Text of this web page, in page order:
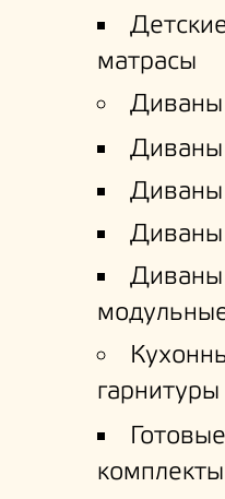
матрасы
Диваны
Диваны
Диваны
Диваны
гарнитуры
Готовые
комплекты